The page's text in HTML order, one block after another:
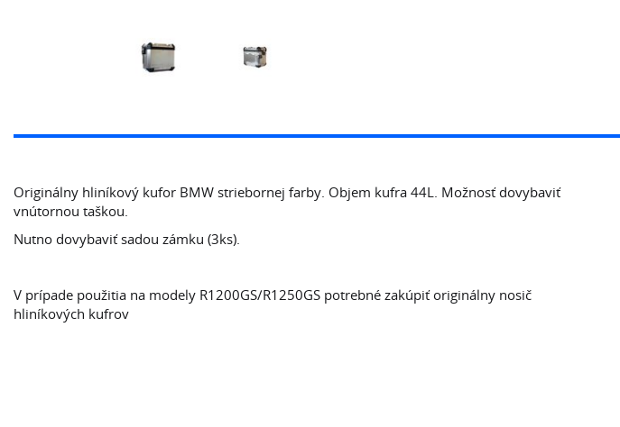
Originálny hliníkový kufor BMW striebornej farby. Objem kufra 44L. Možnosť dovybaviť
vnútornou taškou.
Nutno dovybaviť sadou zámku (3ks).
V prípade použitia na modely R1200GS/R1250GS potrebné zakúpiť originálny nosič
hliníkových kufrov